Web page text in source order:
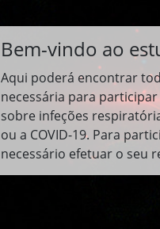
Bem-vindo ao
Aqui poderá encontrar
necessária para
sobre infeções
ou a COVID-19. Para
necessário efetuar o seu